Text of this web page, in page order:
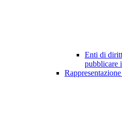
Enti di
pubblicare